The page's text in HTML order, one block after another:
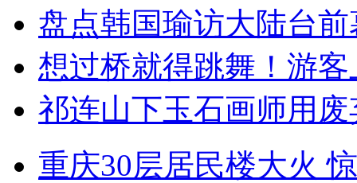
盘点韩国瑜访大陆台
想过桥就得跳舞！游客
祁连山下玉石画师用
重庆30层居民楼大火